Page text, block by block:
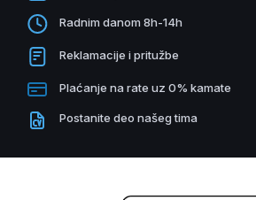
Radnim danom 8h-14h
Reklamacije i pritužbe
Plaćanje na rate uz 0% kamate
Postanite deo našeg tima